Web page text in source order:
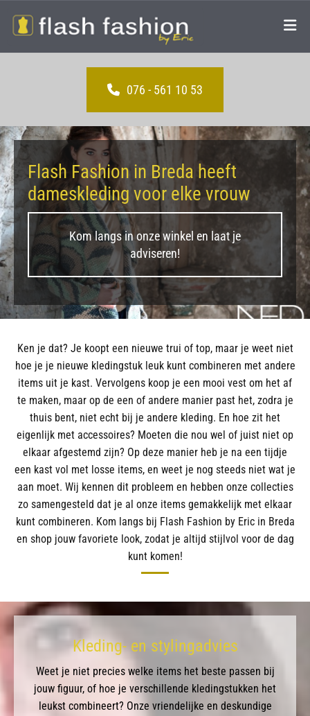
076 - 561 10 53
Flash Fashion in Breda heeft
dameskleding voor elke vrouw
Kom langs in onze winkel en laat je
adviseren!
Ken je dat? Je koopt een nieuwe trui of top, maar je weet niet
hoe je je nieuwe kledingstuk leuk kunt combineren met andere
items uit je kast. Vervolgens koop je een mooi vest om het af
te maken, maar op de een of andere manier past het, zodra je
thuis bent, niet echt bij je andere kleding. En hoe zit het
eigenlijk met accessoires? Moeten die nou wel of juist niet op
elkaar afgestemd zijn? Op deze manier heb je na een tijdje
een kast vol met losse items, en weet je nog steeds niet wat je
aan moet. Wij kennen dit probleem en hebben onze collecties
zo samengesteld dat je al onze items gemakkelijk met elkaar
kunt combineren. Kom langs bij Flash Fashion by Eric in Breda
en shop jouw favoriete look, zodat je altijd stijlvol voor de dag
kunt komen!
Kleding- en stylingadvies
Weet je niet precies welke items het beste passen bij
jouw figuur, of hoe je verschillende kledingstukken het
leukst combineert? Onze vriendelijke en deskundige